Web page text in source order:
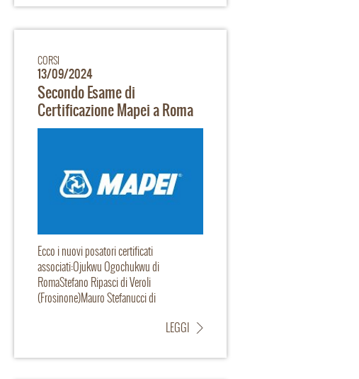
CORSI
13/09/2024
Secondo Esame di
Certificazione Mapei a Roma
Ecco i nuovi posatori certificati
associati:Ojukwu Ogochukwu di
RomaStefano Ripasci di Veroli
(Frosinone)Mauro Stefanucci di
LEGGI